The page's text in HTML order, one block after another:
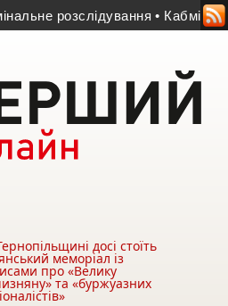
розслідування • Кабмін
досі стоїть
меморіал із
про «Велику
та «буржуазних